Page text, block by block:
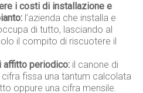
i costi di installazione e
l’azienda che installa e
di tutto, lasciando al
il compito di riscuotere il
affitto periodico: il canone di
fissa una tantum calcolata
oppure una cifra mensile.